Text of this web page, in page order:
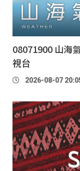
08071900 山海
視台
2026-08-07